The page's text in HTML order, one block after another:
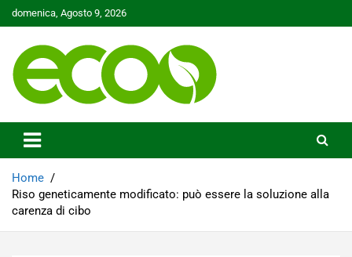
Skip
to
domenica, Agosto 9, 2026
Ecoo.it
Home
Riso geneticamente modificato: può essere la soluzione alla
carenza di cibo